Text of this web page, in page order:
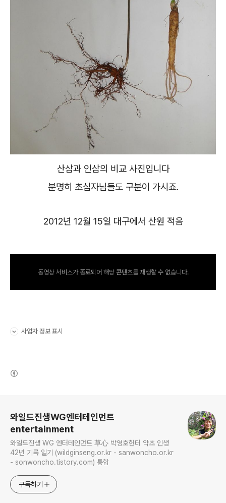
산삼과 인삼의 비교 사진입니다
분명히 초심자님들도 구분이 가시죠.
2012년 12월 15일 대구에서 산원 적음
동영상 서비스가 종료되어 해당 콘텐츠를 재생할 수 없습니다.
사업자 정보 표시
와일드진생WG엔터테인먼트
entertainment
와일드진생 WG 엔터테인먼트 草心 박영호헌터 약초 인생
42년 기록 일기 (wildginseng.or.kr - sanwoncho.or.kr
- sonwoncho.tistory.com) 통합
구독하기